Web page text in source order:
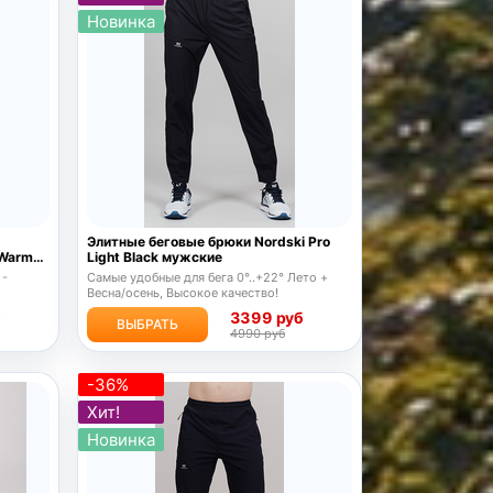
-
Новинка
Элитные беговые брюки Nordski Pro
Light Black мужские
Самые удобные для бега 0°..+22° Лето +
Весна/осень, Высокое качество!
ВЫБРАТЬ 3399 руб
4990 руб
-36%
Хит!
Новинка